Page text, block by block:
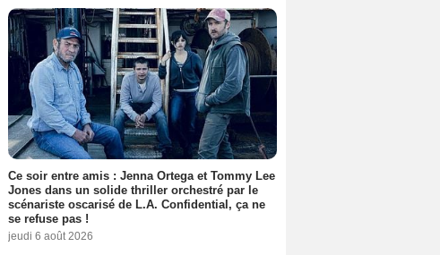
Ce soir entre amis : Jenna Ortega et Tommy Lee
Jones dans un solide thriller orchestré par le
scénariste oscarisé de L.A. Confidential, ça ne
se refuse pas !
jeudi 6 août 2026